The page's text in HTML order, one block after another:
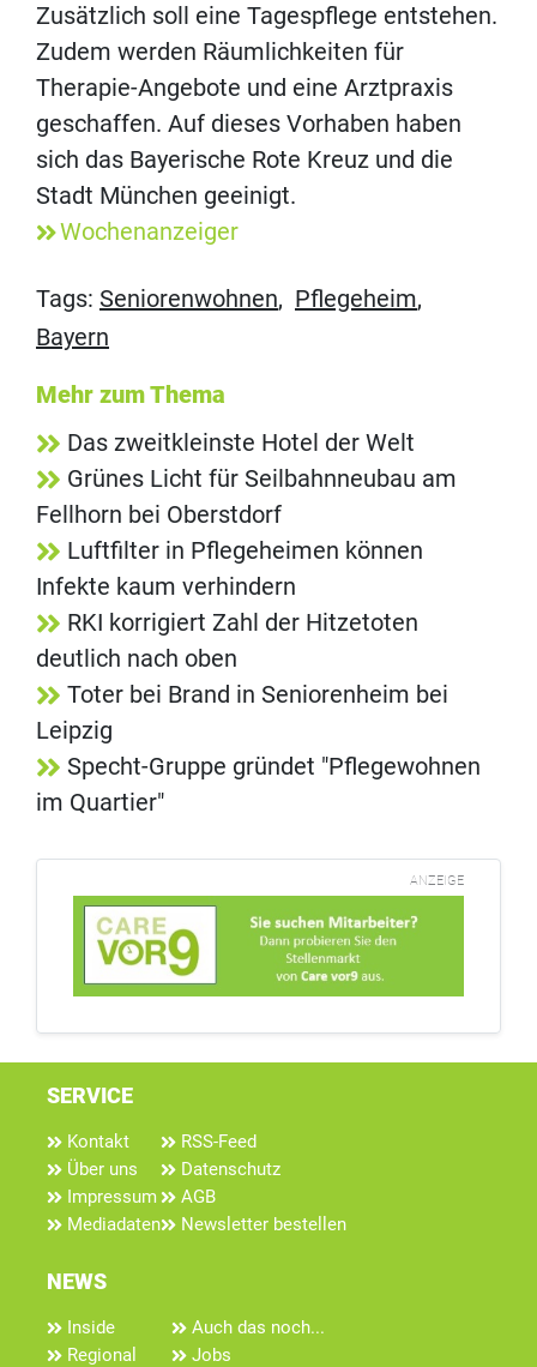
Zusätzlich soll eine Tagespflege entstehen.
Zudem werden Räumlichkeiten für
Therapie-Angebote und eine Arztpraxis
geschaffen. Auf dieses Vorhaben haben
sich das Bayerische Rote Kreuz und die
Stadt München geeinigt.
Wochenanzeiger
Tags: Seniorenwohnen, Pflegeheim,
Bayern
Mehr zum Thema
Das zweitkleinste Hotel der Welt
Grünes Licht für Seilbahnneubau am
Fellhorn bei Oberstdorf
Luftfilter in Pflegeheimen können
Infekte kaum verhindern
RKI korrigiert Zahl der Hitzetoten
deutlich nach oben
Toter bei Brand in Seniorenheim bei
Leipzig
Specht-Gruppe gründet "Pflegewohnen
im Quartier"
ANZEIGE
SERVICE
Kontakt
Über uns
Impressum
Mediadaten
RSS-Feed
Datenschutz
AGB
Newsletter bestellen
NEWS
Inside
Regional
Auch das noch...
Jobs